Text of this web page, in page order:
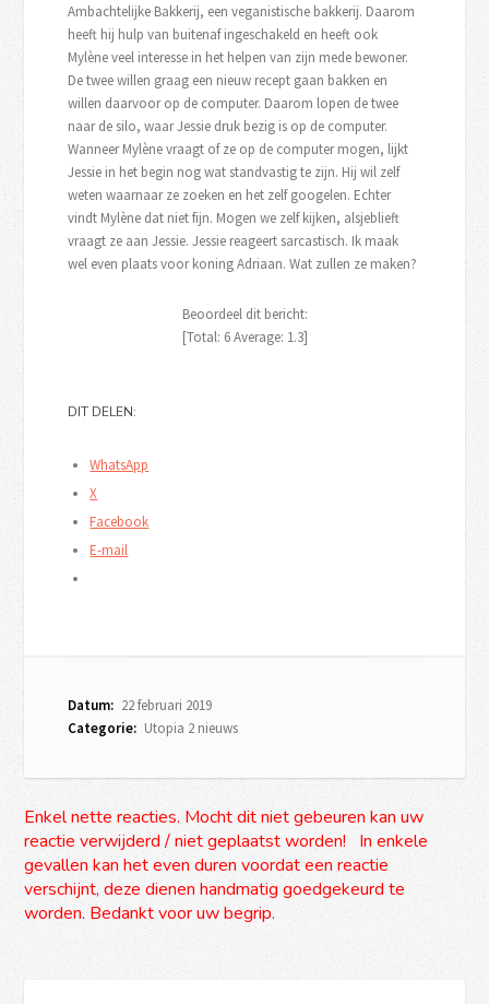
Ambachtelijke Bakkerij, een veganistische bakkerij. Daarom
heeft hij hulp van buitenaf ingeschakeld en heeft ook
Mylène veel interesse in het helpen van zijn mede bewoner.
De twee willen graag een nieuw recept gaan bakken en
willen daarvoor op de computer. Daarom lopen de twee
naar de silo, waar Jessie druk bezig is op de computer.
Wanneer Mylène vraagt of ze op de computer mogen, lijkt
Jessie in het begin nog wat standvastig te zijn. Hij wil zelf
weten waarnaar ze zoeken en het zelf googelen. Echter
vindt Mylène dat niet fijn. Mogen we zelf kijken, alsjeblieft
vraagt ze aan Jessie. Jessie reageert sarcastisch. Ik maak
wel even plaats voor koning Adriaan. Wat zullen ze maken?
Beoordeel dit bericht:
[Total: 6Average: 1.3]
DIT DELEN:
WhatsApp
X
Facebook
E-mail
Datum: 22 februari 2019
Categorie: Utopia 2 nieuws
Enkel nette reacties. Mocht dit niet gebeuren kan uw
reactie verwijderd / niet geplaatst worden! In enkele
gevallen kan het even duren voordat een reactie
verschijnt, deze dienen handmatig goedgekeurd te
worden. Bedankt voor uw begrip.